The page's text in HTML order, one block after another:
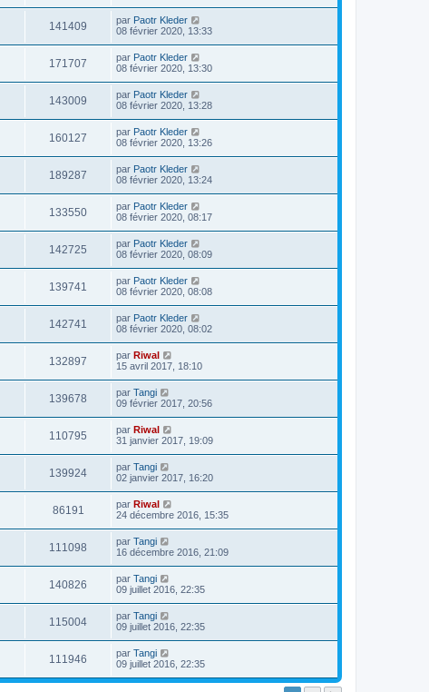
141409 par Paotr Kleder
08 février 2020, 13:33
171707 par Paotr Kleder
08 février 2020, 13:30
143009 par Paotr Kleder
08 février 2020, 13:28
160127 par Paotr Kleder
08 février 2020, 13:26
189287 par Paotr Kleder
08 février 2020, 13:24
133550 par Paotr Kleder
08 février 2020, 08:17
142725 par Paotr Kleder
08 février 2020, 08:09
139741 par Paotr Kleder
08 février 2020, 08:08
142741 par Paotr Kleder
08 février 2020, 08:02
132897 par Riwal
15 avril 2017, 18:10
139678 par Tangi
09 février 2017, 20:56
110795 par Riwal
31 janvier 2017, 19:09
139924 par Tangi
02 janvier 2017, 16:20
86191 par Riwal
24 décembre 2016, 15:35
111098 par Tangi
16 décembre 2016, 21:09
140826 par Tangi
09 juillet 2016, 22:35
115004 par Tangi
09 juillet 2016, 22:35
111946 par Tangi
09 juillet 2016, 22:35